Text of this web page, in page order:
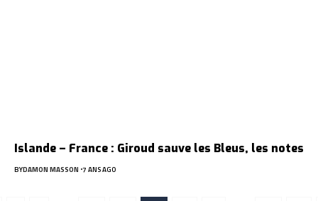
Islande – France : Giroud sauve les Bleus, les notes
BYDAMON MASSON 7 ANS AGO